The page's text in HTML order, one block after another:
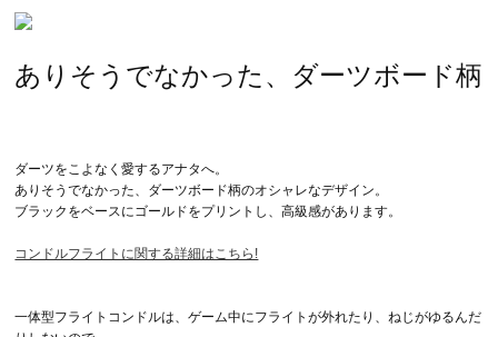
ありそうでなかった、ダーツボード柄
ダーツをこよなく愛するアナタへ。
ありそうでなかった、ダーツボード柄のオシャレなデザイン。
ブラックをベースにゴールドをプリントし、高級感があります。
コンドルフライトに関する詳細はこちら!
一体型フライトコンドルは、ゲーム中にフライトが外れたり、ねじがゆるんだ